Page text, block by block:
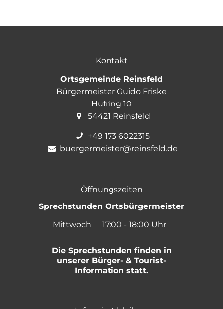
Kontakt
Ortsgemeinde Reinsfeld
Bürgermeister Guido Friske
Hufring 10
54421 Reinsfeld
+49 173 6022315
buergermeister@reinsfeld.de
Öffnungszeiten
Sprechstunden Ortsbürgermeister
Mittwoch
17:00 - 18:00 Uhr
Die Sprechstunden finden in
unserer Bürger- & Tourist-
Information statt.